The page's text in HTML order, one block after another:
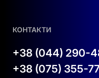
КОНТАКТИ
+38 (044) 290-
+38 (075) 355-